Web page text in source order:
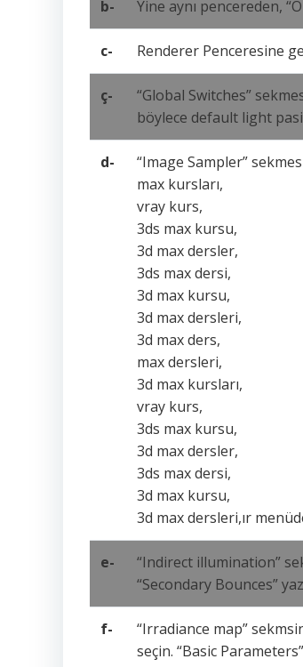
b- Yine aynı pencereden,
c- Renderer Penceresine
ç-
“Global Switches”
böylece default light
d-
“Image Sampler”
max kursları,
vray kurs,
3ds max kursu,
3d max dersler,
3ds max dersi,
3d max kursu,
3d max dersleri,
3d max ders,
max dersleri,
3d max kursları,
vray kurs,
3ds max kursu,
3d max dersler,
3ds max dersi,
3d max kursu,
3d max dersleri,ır
e-
“Indirect illumination”
“Secondary Bounces”
f-
“Irradiance map”
seçin. “Basic